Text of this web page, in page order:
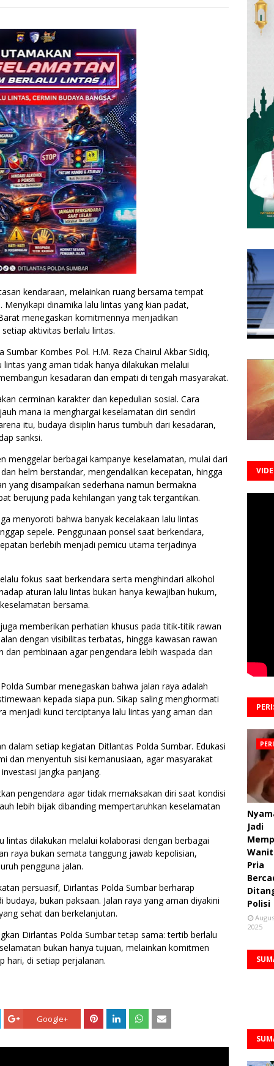
kendaraan, melainkan ruang bersama tempat
dinamika lalu lintas yang kian padat,
menegaskan komitmennya menjadikan
aktivitas berlalu lintas.
Kombes Pol. H.M. Reza Chairul Akbar Sidiq,
lintas yang aman tidak hanya dilakukan melalui
kesadaran dan empati di tengah masyarakat.
cerminan karakter dan kepedulian sosial. Cara
mana ia menghargai keselamatan diri sendiri
itu, budaya disiplin harus tumbuh dari kesadaran,
sanksi.
menggelar berbagai kampanye keselamatan, mulai dari
helm berstandar, mengendalikan kecepatan, hingga
yang disampaikan sederhana namun bermakna
berujung pada kehilangan yang tak tergantikan.
menyoroti bahwa banyak kecelakaan lalu lintas
sepele. Penggunaan ponsel saat berkendara,
berlebih menjadi pemicu utama terjadinya
fokus saat berkendara serta menghindari alkohol
aturan lalu lintas bukan hanya kewajiban hukum,
bersama.
memberikan perhatian khusus pada titik-titik rawan
dengan visibilitas terbatas, hingga kawasan rawan
pembinaan agar pengendara lebih waspada dan
Sumbar menegaskan bahwa jalan raya adalah
kepada siapa pun. Sikap saling menghormati
menjadi kunci terciptanya lalu lintas yang aman dan
dalam setiap kegiatan Ditlantas Polda Sumbar. Edukasi
dan menyentuh sisi kemanusiaan, agar masyarakat
jangka panjang.
pengendara agar tidak memaksakan diri saat kondisi
lebih bijak dibanding mempertaruhkan keselamatan
lintas dilakukan melalui kolaborasi dengan berbagai
raya bukan semata tanggung jawab kepolisian,
pengguna jalan.
persuasif, Dirlantas Polda Sumbar berharap
bukan paksaan. Jalan raya yang aman diyakini
sehat dan berkelanjutan.
Dirlantas Polda Sumbar tetap sama: tertib berlalu
bukan hanya tujuan, melainkan komitmen
hari, di setiap perjalanan.
Google+
Jadi
Pria
Polisi
2025